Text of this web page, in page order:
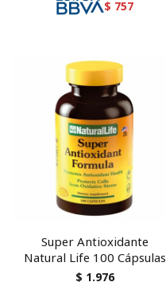
$ 757
Super Antioxidante
Natural Life 100 Cápsulas
$ 1.976